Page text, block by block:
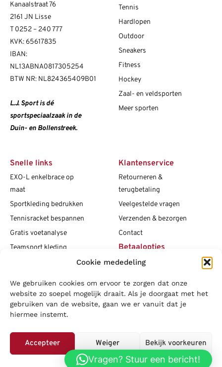
Cookie mededeling
We gebruiken cookies om ervoor te zorgen dat onze
website zo soepel mogelijk draait. Als je doorgaat met het
gebruiken van de website, gaan we er vanuit dat je
hiermee instemt.
Accepteer Weiger Bekijk voorkeuren
Privacybeleid
Kanaalstraat 76
2161 JN Lisse
T 0252 – 240 777
KVK: 65617835
IBAN:
NL13ABNA0817305254
BTW NR: NL824365409B01
L.J. Sport is dé
sportspeciaalzaak in de
Duin- en Bollenstreek.
Tennis
Hardlopen
Outdoor
Sneakers
Fitness
Hockey
Zaal- en veldsporten
Meer sporten
Snelle links
EXO-L enkelbrace op
maat
Sportkleding bedrukken
Tennisracket bespannen
Gratis voetanalyse
Teamsport kleding
Vacatures
Blogs
Klantenservice
Retourneren &
terugbetaling
Veelgestelde vragen
Verzenden & bezorgen
Contact
Betaalopties
Social media
LOWA|Adidas| Mizuno| Nike|Speedo|Asics |Babolat|Falke
|
Vragen? Stuur een bericht!